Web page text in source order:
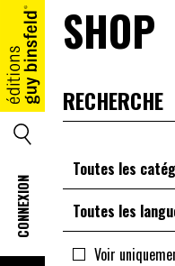
ACCUEIL
SEARCH
CONNEXION
SHOP
Toutes les
Toutes les
Divers
Toutes les
Toutes les
Voir